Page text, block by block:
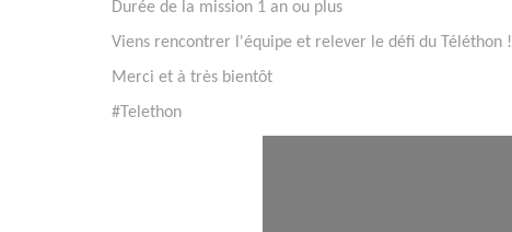
Durée de la mission 1 an ou plus
Viens rencontrer l'équipe et relever le défi du Téléthon !
Merci et à très bientôt
#Telethon